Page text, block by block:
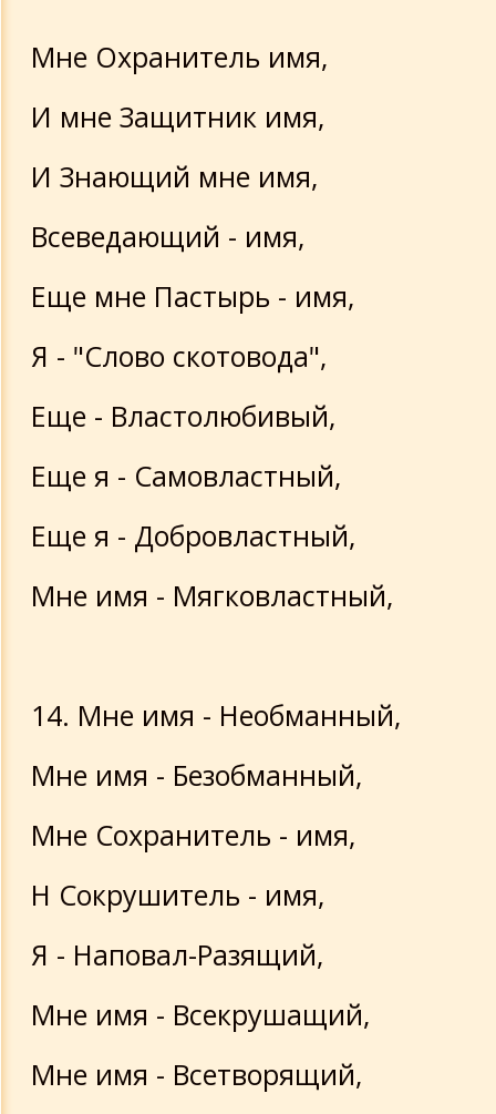
Мне Охранитель имя,
И мне Защитник имя,
И Знающий мне имя,
Всеведающий - имя,
Еще мне Пастырь - имя,
Я - "Слово скотовода",
Еще - Властолюбивый,
Еще я - Самовластный,
Еще я - Добровластный,
Мне имя - Мягковластный,
14. Мне имя - Необманный,
Мне имя - Безобманный,
Мне Сохранитель - имя,
Н Сокрушитель - имя,
Я - Наповал-Разящий,
Мне имя - Всекрушащий,
Мне имя - Всетворящий,